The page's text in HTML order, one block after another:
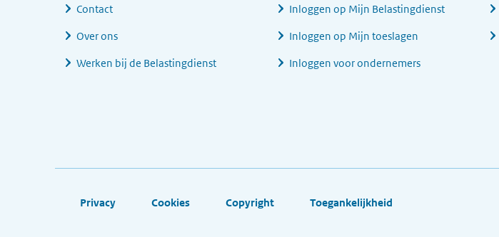
Contact
Over ons
Werken bij de Belastingdienst
Inloggen op Mijn Belastingdienst
Inloggen op Mijn toeslagen
Inloggen voor ondernemers
Footer links
Privacy Cookies Copyright Toegankelijkheid